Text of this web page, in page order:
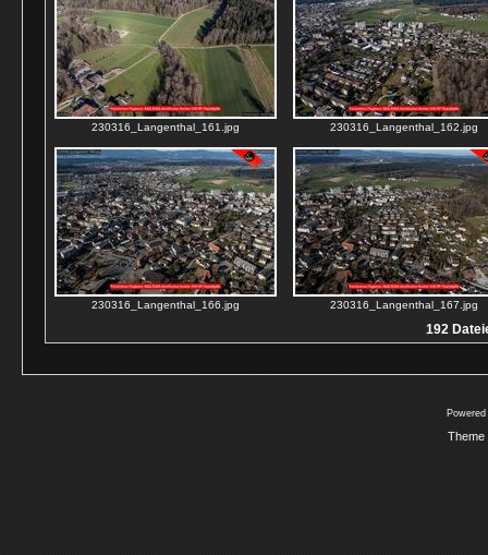
230316_Langenthal_161.jpg 230316_Langenthal_162.jpg
230316_Langenthal_166.jpg 230316_Langenthal_167.jpg
192
Theme